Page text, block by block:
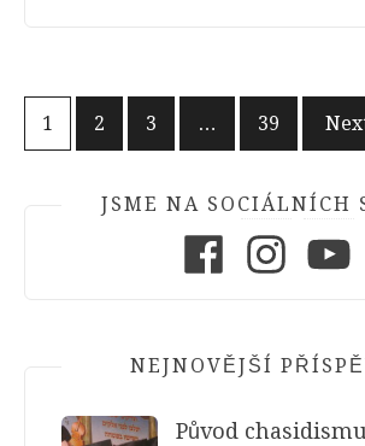
Stránkování
1 2 3 … 39
JSME NA SOCIÁLNÍCH
NEJNOVĚJŠÍ
Původ